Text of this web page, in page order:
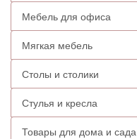
Мебель для офиса
Мягкая мебель
Столы и столики
Стулья и кресла
Товары для дома и сада